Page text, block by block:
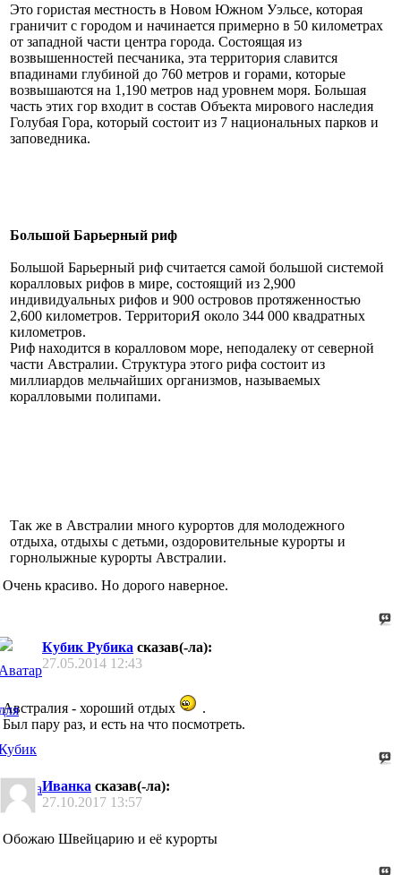
Это гористая местность в Новом Южном Уэльсе, которая
граничит с городом и начинается примерно в 50 километрах
от западной части центра города. Состоящая из
возвышенностей песчаника, эта территория славится
впадинами глубиной до 760 метров и горами, которые
возвышаются на 1,190 метров над уровнем моря. Большая
часть этих гор входит в состав Объекта мирового наследия
Голубая Гора, который состоит из 7 национальных парков и
заповедника.
Большой Барьерный риф
Большой Барьерный риф считается самой большой системой
коралловых рифов в мире, состоящий из 2,900
индивидуальных рифов и 900 островов протяженностью
2,600 километров. ТерриториЯ около 344 000 квадратных
километров.
Риф находится в коралловом море, неподалеку от северной
части Австралии. Структура этого рифа состоит из
миллиардов мельчайших организмов, называемых
коралловыми полипами.
Так же в Австралии много курортов для молодежного
отдыха, отдыхы с детьми, оздоровительные курорты и
горнолыжные курорты Австралии.
Очень красиво. Но дорого наверное.
Кубик Рубика сказав(-ла):
27.05.2014 12:43
Австралия - хороший отдых
.
Был пару раз, и есть на что посмотреть.
Иванка сказав(-ла):
27.10.2017 13:57
Обожаю Швейцарию и её курорты